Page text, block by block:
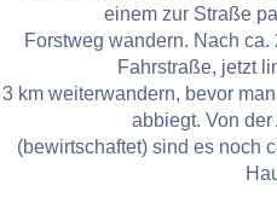
einem zur Straße
Forstweg wandern. Nach
Fahrstraße, jetzt
3 km weiterwandern, bevor
abbiegt. Von
(bewirtschaftet) sind es noch